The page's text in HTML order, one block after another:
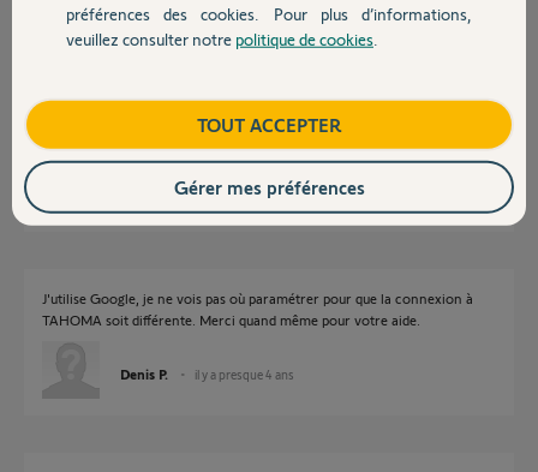
Contact
les identifiants de connexion.
JACKY M. il y a presque 4 ans
J'utilise Google, je ne vois pas où paramétrer pour que la connexion à
TAHOMA soit différente. Merci quand même pour votre aide.
Denis P. il y a presque 4 ans
préférences des cookies. Pour plus d’informations,
veuillez consulter notre politique de cookies
TOUT ACCEPTER
Gérer mes préférences